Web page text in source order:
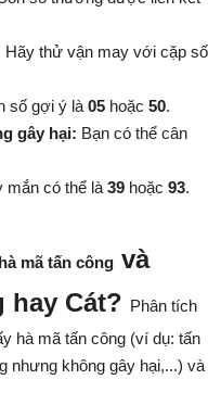
Hãy thử vận may với cặp số
số gợi ý là 05 hoặc 50.
gây hại: Bạn có thể cân
mắn có thể là 39 hoặc 93.
mã tấn công và
hay Cát? Phân tích
hà mã tấn công (ví dụ: tấn
nhưng không gây hại,...) và